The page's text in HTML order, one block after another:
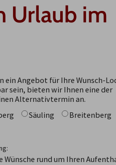
Urlaub im
ein Angebot für Ihre Wunsch-
sein, bieten wir Ihnen eine der
Alternativtermin an.
Säuling Breitenberg
Wünsche rund um Ihren